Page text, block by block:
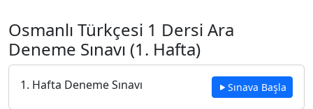
Osmanlı Türkçesi 1 Dersi Ara
Deneme Sınavı (1. Hafta)
1. Hafta Deneme Sınavı Sınava Başla